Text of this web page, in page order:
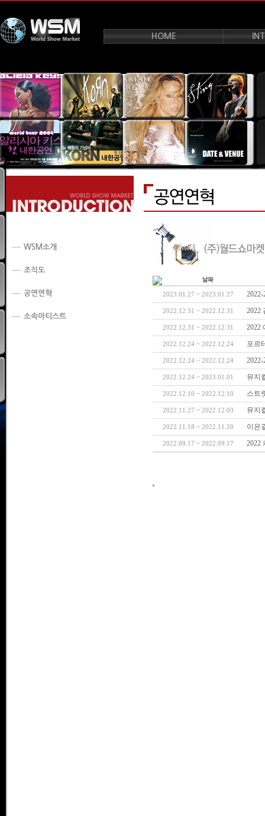
HOME
WSM소개
조직도
공연연혁
소속아티스트
2023.01.27 ~ 2023.01.27
2022.12.31 ~ 2022.12.31 2022
2022.12.31 ~ 2022.12.31 2022
2022.12.24 ~ 2022.12.24 포르
2022.12.24 ~ 2022.12.24
2022.12.24 ~ 2023.01.01 뮤지
2022.12.10 ~ 2022.12.10 스트
2022.11.27 ~ 2022.12.03 뮤지
2022.11.18 ~ 2022.11.20 이은
2022.09.17 ~ 2022.09.17 2022